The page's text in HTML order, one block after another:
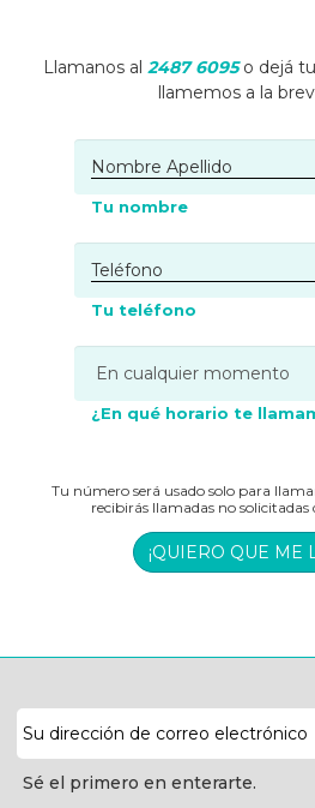
Llamanos al 2487 6095o dejá
llamemos a la
Tu nombre
Tu teléfono
¿En qué horario te
Tu número será usado solo para
recibirás llamadas no solicitadas
¡QUIERO QUE ME
de
electrónico
Sé el primero en enterarte.